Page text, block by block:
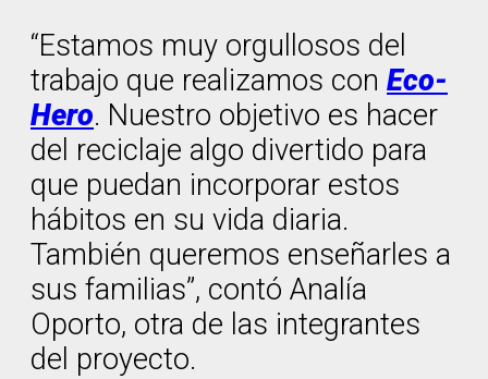
“Estamos muy orgullosos del
trabajo que realizamos con Eco-
Hero. Nuestro objetivo es hacer
del reciclaje algo divertido para
que puedan incorporar estos
hábitos en su vida diaria.
También queremos enseñarles a
sus familias”, contó Analía
Oporto, otra de las integrantes
del proyecto.